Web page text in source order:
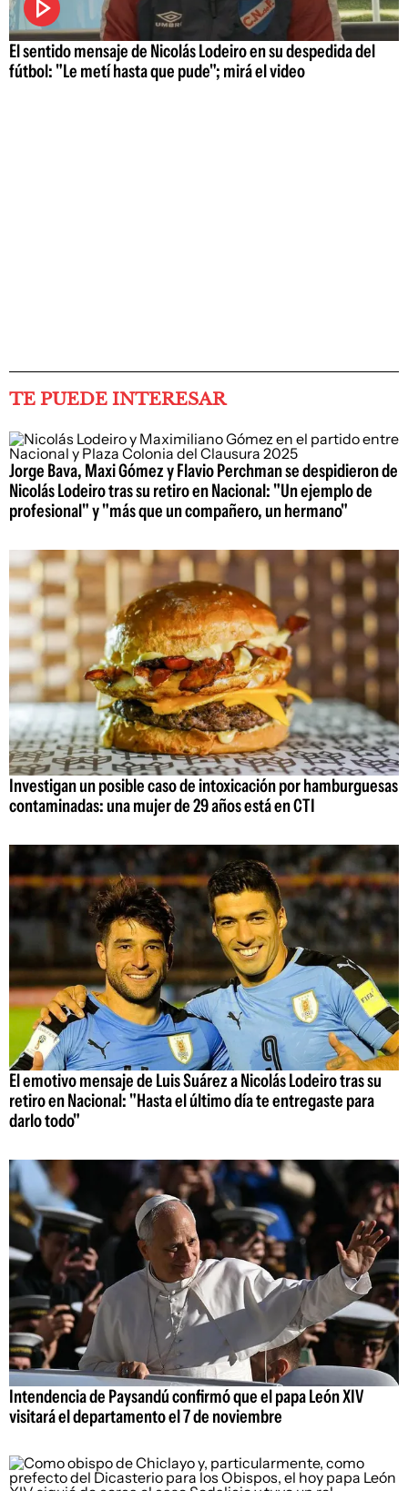
El sentido mensaje de Nicolás Lodeiro en su despedida del
fútbol: "Le metí hasta que pude"; mirá el video
TE PUEDE INTERESAR
Jorge Bava, Maxi Gómez y Flavio Perchman se despidieron de
Nicolás Lodeiro tras su retiro en Nacional: "Un ejemplo de
profesional" y "más que un compañero, un hermano"
Investigan un posible caso de intoxicación por hamburguesas
contaminadas: una mujer de 29 años está en CTI
El emotivo mensaje de Luis Suárez a Nicolás Lodeiro tras su
retiro en Nacional: "Hasta el último día te entregaste para
darlo todo"
Intendencia de Paysandú confirmó que el papa León XIV
visitará el departamento el 7 de noviembre